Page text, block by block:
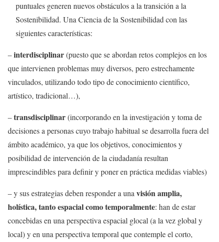
puntuales generen nuevos obstáculos a la transición a la
Sostenibilidad. Una Ciencia de la Sostenibilidad con las
siguientes características:
–interdisciplinar(puesto que se abordan retos complejos en los
que intervienen problemas muy diversos, pero estrechamente
vinculados, utilizando todo tipo de conocimiento científico,
artístico, tradicional…),
–transdisciplinar(incorporando en la investigación y toma de
decisiones a personas cuyo trabajo habitual se desarrolla fuera del
ámbito académico, ya que los objetivos, conocimientos y
posibilidad de intervención de la ciudadanía resultan
imprescindibles para definir y poner en práctica medidas viables)
– y sus estrategias deben responder a una visión amplia,
holística, tanto espacial como temporalmente: han de estar
concebidas en una perspectiva espacial glocal (a la vez global y
local) y en una perspectiva temporal que contemple el corto,